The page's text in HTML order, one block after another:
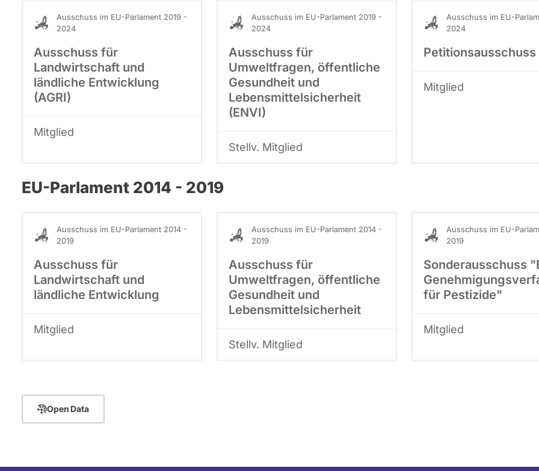
Ausschuss im EU-Parlament 2019 -
2024
Ausschuss für
Landwirtschaft und
ländliche Entwicklung
(AGRI)
Mitglied
Ausschuss im EU-Parlament 2019 -
2024
Ausschuss für
Umweltfragen, öffentliche
Gesundheit und
Lebensmittelsicherheit
(ENVI)
Stellv. Mitglied
Ausschuss im EU-
2024
Petitionsausschuss
Mitglied
EU-Parlament 2014 - 2019
Ausschuss im EU-Parlament 2014 -
2019
Ausschuss für
Landwirtschaft und
ländliche Entwicklung
Mitglied
Ausschuss im EU-Parlament 2014 -
2019
Ausschuss für
Umweltfragen, öffentliche
Gesundheit und
Lebensmittelsicherheit
Stellv. Mitglied
Ausschuss im EU-
2019
Sonderausschuss
für Pestizide"
Mitglied
Open Data